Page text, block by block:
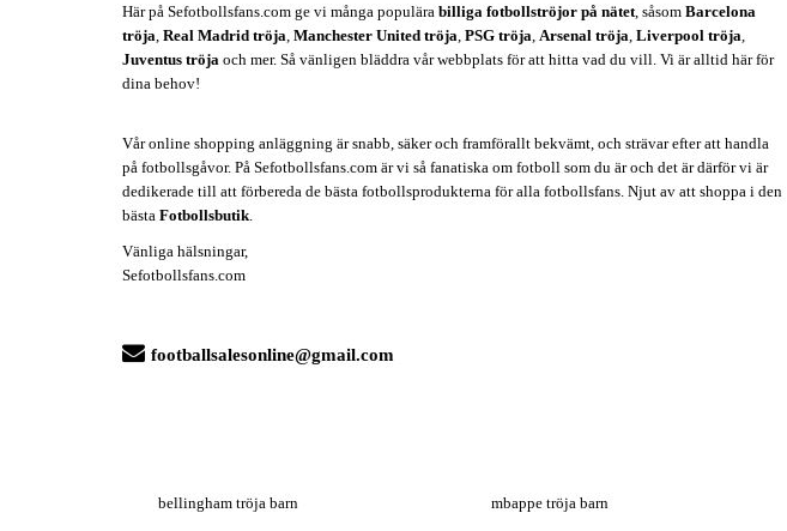
Här på Sefotbollsfans.com ge vi många populära billiga fotbollströjor på nätet , såsom Barcelona
tröja Real Madrid tröja Manchester United tröja PSG tröja Arsenal tröja Liverpool tröja
Juventus tröja och mer. Så vänligen bläddra vår webbplats för att hitta vad du vill. Vi är alltid här för
dina behov!
Vår online shopping anläggning är snabb, säker och framförallt bekvämt, och strävar efter att handla
på fotbollsgåvor. På Sefotbollsfans.com är vi så fanatiska om fotboll som du är och det är därför vi är
dedikerade till att förbereda de bästa fotbollsprodukterna för alla fotbollsfans. Njut av att shoppa i den
bästa Fotbollsbutik
Vänliga hälsningar,
Sefotbollsfans.com
footballsalesonline@gmail.com
bellingham tröja barn mbappe tröja barn